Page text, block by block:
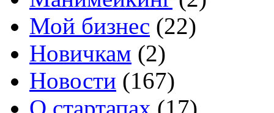
Мой бизнес (22)
Новичкам (2)
Новости (167)
О стартапах (17)